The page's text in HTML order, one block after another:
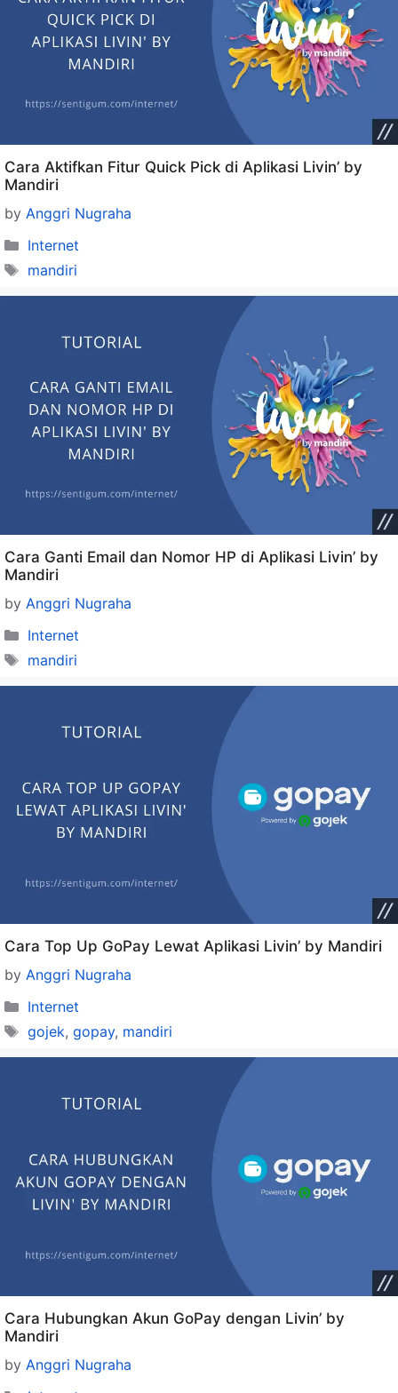
Cara Aktifkan Fitur Quick Pick di Aplikasi Livin’ by
Mandiri
by Anggri Nugraha
Categories
Internet
Tags
mandiri
Cara Ganti Email dan Nomor HP di Aplikasi Livin’ by
Mandiri
by Anggri Nugraha
Categories
Internet
Tags
mandiri
Cara Top Up GoPay Lewat Aplikasi Livin’ by Mandiri
by Anggri Nugraha
Categories
Internet
Tags
gojek, gopay, mandiri
Cara Hubungkan Akun GoPay dengan Livin’ by
Mandiri
by Anggri Nugraha